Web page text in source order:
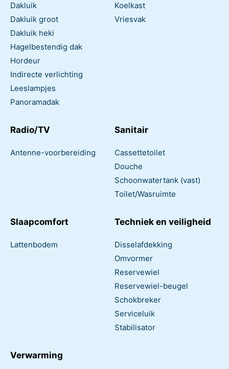
Dakluik
Dakluik groot
Dakluik heki
Hagelbestendig dak
Hordeur
Indirecte verlichting
Leeslampjes
Panoramadak
Koelkast
Vriesvak
Radio/TV
Antenne-voorbereiding
Sanitair
Cassettetoilet
Douche
Schoonwatertank (vast)
Toilet/Wasruimte
Slaapcomfort
Lattenbodem
Techniek en veiligheid
Disselafdekking
Omvormer
Reservewiel
Reservewiel-beugel
Schokbreker
Serviceluik
Stabilisator
Verwarming